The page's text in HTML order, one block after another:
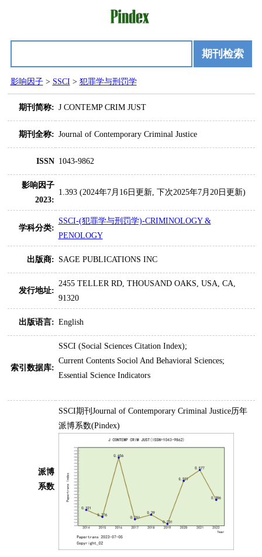
期刊检索
影响因子> SSCI > 犯罪学与刑罚学
期刊简称: J CONTEMP CRIM JUST
期刊全称: Journal of Contemporary Criminal Justice
ISSN 1043-9862
影响因子
2023:
1.393 (2024年7月16日更新, 下次2025年7月20日更新)
学科分类:
SSCI-(犯罪学与刑罚学)-CRIMINOLOGY &
PENOLOGY
出版商: SAGE PUBLICATIONS INC
发行地址:
2455 TELLER RD, THOUSAND OAKS, USA, CA,
91320
出版语言: English
索引数据库:
SSCI (Social Sciences Citation Index);
Current Contents Sociol And Behavioral Sciences;
Essential Science Indicators
派博
系数
SSCI期刊Journal of Contemporary Criminal Justice历年
派博系数(Pindex)